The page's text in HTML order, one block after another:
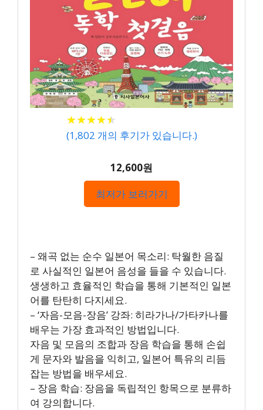
★★★★★
★★★★★
(1,802 개의 후기가 있습니다.)
12,600원
최저가 보러가기
– 왜곡 없는 순수 일본어 목소리: 탁월한 음질
로 사실적인 일본어 음성을 들을 수 있습니다.
생생하고 효율적인 학습을 통해 기본적인 일본
어를 탄탄히 다지세요.
– ‘자음-모음-장음’ 강좌: 히라가나/가타카나를
배우는 가장 효과적인 방법입니다.
자음 및 모음의 조합과 장음 학습을 통해 손쉽
게 문자와 발음을 익히고, 일본어 특유의 리듬
잡는 방법을 배우세요.
– 장음 학습: 장음을 독립적인 항목으로 분류하
여 강의합니다.